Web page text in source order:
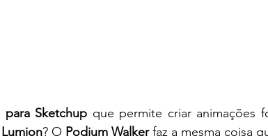
para Sketchup que permite criar animações
Lumion? O Podium Walker faz a mesma coisa